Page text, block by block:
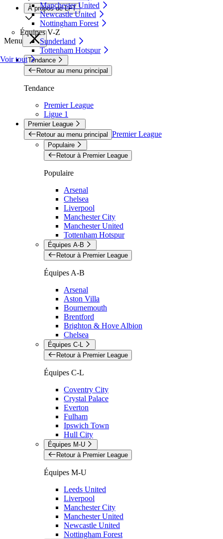
Manchester United
Newcastle United
Nottingham Forest
Équipes V-Z
Sunderland
Tottenham Hotspur
Voir tout
À propos de LFT
Menu
Tendance
Retour au menu principal
Tendance
Premier League
Ligue 1
Premier League
Retour au menu principal Premier League
Populaire
Retour à Premier League
Populaire
Arsenal
Chelsea
Liverpool
Manchester City
Manchester United
Tottenham Hotspur
Équipes A-B
Retour à Premier League
Équipes A-B
Arsenal
Aston Villa
Bournemouth
Brentford
Brighton & Hove Albion
Chelsea
Équipes C-L
Retour à Premier League
Équipes C-L
Coventry City
Crystal Palace
Everton
Fulham
Ipswich Town
Hull City
Équipes M-U
Retour à Premier League
Équipes M-U
Leeds United
Liverpool
Manchester City
Manchester United
Newcastle United
Nottingham Forest